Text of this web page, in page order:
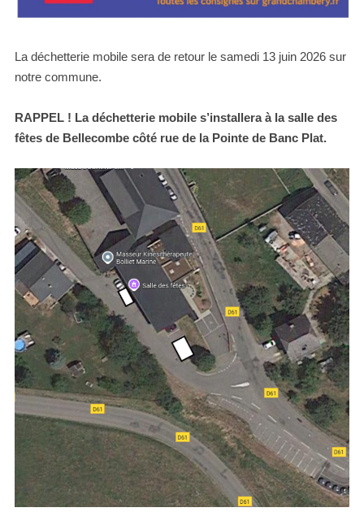
La déchetterie mobile sera de retour le samedi 13 juin 2026 sur
notre commune.
RAPPEL ! La déchetterie mobile s’installera à la salle des
fêtes de Bellecombe côté rue de la Pointe de Banc Plat.